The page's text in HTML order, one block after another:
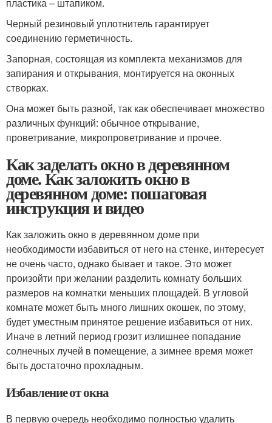
Черный резиновый уплотнитель гарантирует
соединению герметичность.
Запорная, состоящая из комплекта механизмов для
запирания и открывания, монтируется на оконных
створках.
Она может быть разной, так как обеспечивает множество
различных функций: обычное открывание,
проветривание, микропроветривание и прочее.
Как заделать окно в деревянном
доме. Как заложить окно в
деревянном доме: пошаговая
инструкция и видео
Как заложить окно в деревянном доме при
необходимости избавиться от него на стенке, интересует
не очень часто, однако бывает и такое. Это может
произойти при желании разделить комнату больших
размеров на комнатки меньших площадей. В угловой
комнате может быть много лишних окошек, по этому,
будет уместным принятое решение избавиться от них.
Иначе в летний период грозит излишнее попадание
солнечных лучей в помещение, а зимнее время может
быть достаточно прохладным.
Избавление от окна
В первую очередь необходимо полностью удалить